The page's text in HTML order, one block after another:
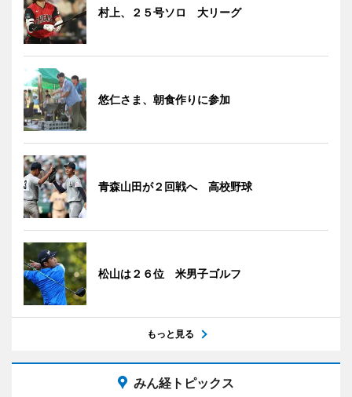
村上、２５号ソロ 大リーグ
悠仁さま、朝食作りに参加
青森山田が２回戦へ 高校野球
松山は２６位 米男子ゴルフ
もっと見る
みん経トピックス